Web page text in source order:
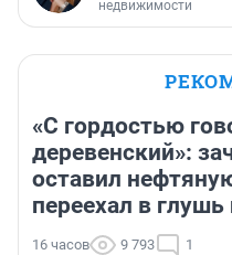
недвижимости
«С гордостью
деревенский»:
оставил
переехал в глушь
16 часов 9 793 1